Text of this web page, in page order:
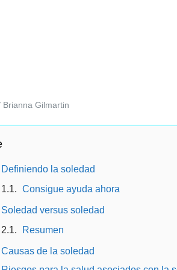
Brianna Gilmartin
Definiendo la soledad
Consigue ayuda ahora
Soledad versus soledad
Resumen
Causas de la soledad